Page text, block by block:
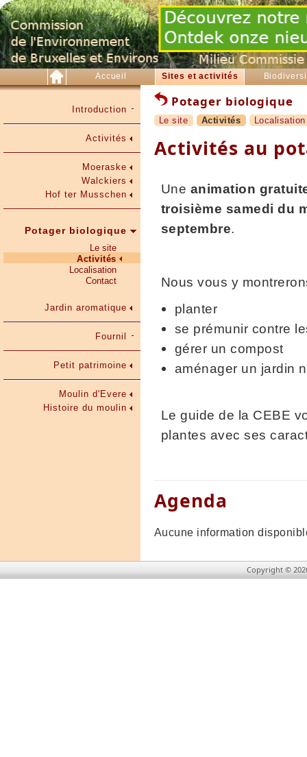
Accueil Sites et activités
Introduction
Activités
Moeraske
Walckiers
Hof ter Musschen
Potager biologique
Le site
Activités
Localisation
Contact
Jardin aromatique
Fournil
Petit patrimoine
Moulin d'Evere
Histoire du moulin
Potager biologique
Le site Activités Localisation
Activités au
Une animation
troisième samedi du
septembre.
Nous vous y
planter
se prémunir contre
gérer un compost
aménager un jardin
Le guide de la CEBE
plantes avec ses
Agenda
Aucune information
Copyright ©